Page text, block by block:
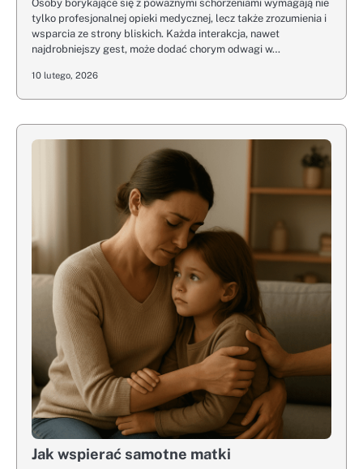
Osoby borykające się z poważnymi schorzeniami wymagają nie
tylko profesjonalnej opieki medycznej, lecz także zrozumienia i
wsparcia ze strony bliskich. Każda interakcja, nawet
najdrobniejszy gest, może dodać chorym odwagi w…
10 lutego, 2026
Jak wspierać samotne matki